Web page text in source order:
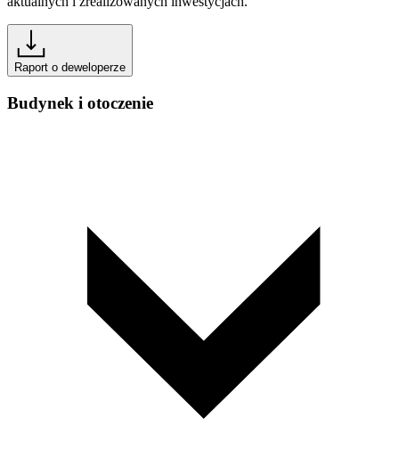
Raport o deweloperze
Budynek i otoczenie